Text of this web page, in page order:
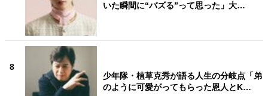
いた瞬間に“バズる”って思った」大…
8
少年隊・植草克秀が語る人生の分岐点「弟
のように可愛がってもらった恩人とK…